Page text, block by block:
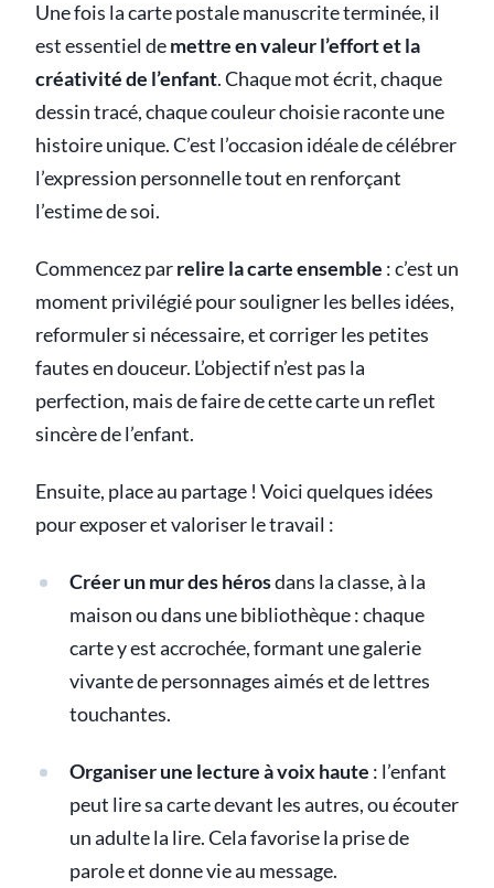
Une fois la carte postale manuscrite terminée, il
est essentiel demettre en valeur l’effort et la
créativité de l’enfant. Chaque mot écrit, chaque
dessin tracé, chaque couleur choisie raconte une
histoire unique. C’est l’occasion idéale de célébrer
l’expression personnelle tout en renforçant
l’estime de soi.
Commencez parrelire la carte ensemble : c’est un
moment privilégié pour souligner les belles idées,
reformuler si nécessaire, et corriger les petites
fautes en douceur. L’objectif n’est pas la
perfection, mais de faire de cette carte un reflet
sincère de l’enfant.
Ensuite, place au partage ! Voici quelques idées
pour exposer et valoriser le travail :
Créer un mur des hérosdans la classe, à la
maison ou dans une bibliothèque : chaque
carte y est accrochée, formant une galerie
vivante de personnages aimés et de lettres
touchantes.
Organiser une lecture à voix haute : l’enfant
peut lire sa carte devant les autres, ou écouter
un adulte la lire. Cela favorise la prise de
parole et donne vie au message.